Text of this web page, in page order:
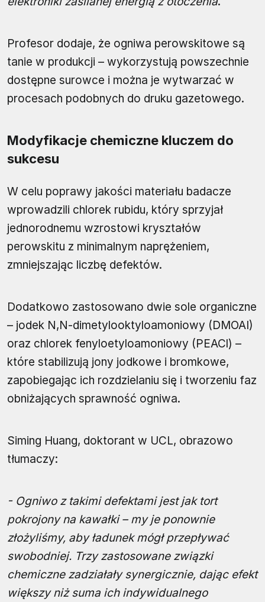
Profesor dodaje, że ogniwa perowskitowe są
tanie w produkcji – wykorzystują powszechnie
dostępne surowce i można je wytwarzać w
procesach podobnych do druku gazetowego.
Modyfikacje chemiczne kluczem do
sukcesu
W celu poprawy jakości materiału badacze
wprowadzili chlorek rubidu, który sprzyjał
jednorodnemu wzrostowi kryształów
perowskitu z minimalnym naprężeniem,
zmniejszając liczbę defektów.
Dodatkowo zastosowano dwie sole organiczne
– jodek N,N-dimetylooktyloamoniowy (DMOAI)
oraz chlorek fenyloetyloamoniowy (PEACl) –
które stabilizują jony jodkowe i bromkowe,
zapobiegając ich rozdzielaniu się i tworzeniu faz
obniżających sprawność ogniwa.
Siming Huang, doktorant w UCL, obrazowo
tłumaczy:
- Ogniwo z takimi defektami jest jak tort
pokrojony na kawałki – my je ponownie
złożyliśmy, aby ładunek mógł przepływać
swobodniej. Trzy zastosowane związki
chemiczne zadziałały synergicznie, dając efekt
większy niż suma ich indywidualnego